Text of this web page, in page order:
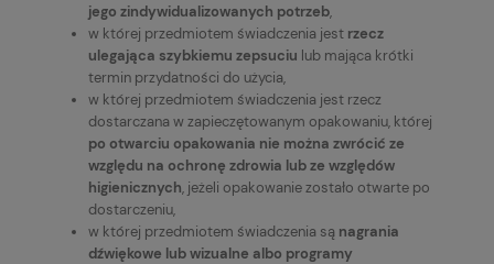
jego zindywidualizowanych potrzeb,
w której przedmiotem świadczenia jest rzecz
ulegająca szybkiemu zepsuciu lub mająca krótki
termin przydatności do użycia,
w której przedmiotem świadczenia jest rzecz
dostarczana w zapieczętowanym opakowaniu, której
po otwarciu opakowania nie można zwrócić ze
względu na ochronę zdrowia lub ze względów
higienicznych, jeżeli opakowanie zostało otwarte po
dostarczeniu,
w której przedmiotem świadczenia są nagrania
dźwiękowe lub wizualne albo programy